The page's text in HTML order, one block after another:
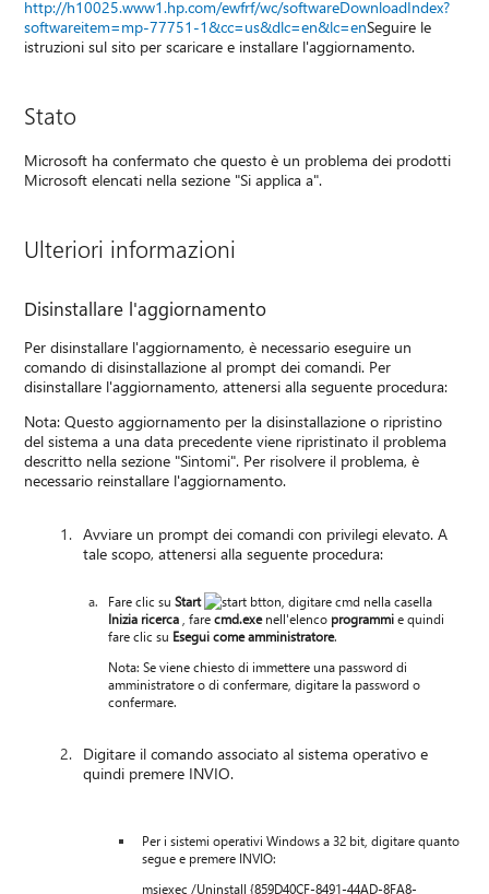
http://h10025.www1.hp.com/ewfrf/wc/softwareDownloadIndex?
softwareitem=mp-77751-1&cc=us&dlc=en&lc=enSeguire le
istruzioni sul sito per scaricare e installare l'aggiornamento.
Stato
Microsoft ha confermato che questo è un problema dei prodotti
Microsoft elencati nella sezione "Si applica a".
Ulteriori informazioni
Disinstallare l'aggiornamento
Per disinstallare l'aggiornamento, è necessario eseguire un
comando di disinstallazione al prompt dei comandi. Per
disinstallare l'aggiornamento, attenersi alla seguente procedura:
Nota: Questo aggiornamento per la disinstallazione o ripristino
del sistema a una data precedente viene ripristinato il problema
descritto nella sezione "Sintomi". Per risolvere il problema, è
necessario reinstallare l'aggiornamento.
Avviare un prompt dei comandi con privilegi elevato. A
tale scopo, attenersi alla seguente procedura:
Fare clic suStart
, digitare cmd nella casella
Inizia ricerca , farecmd.exenell'elenco programmie quindi
fare clic su Esegui come amministratore.
Nota: Se viene chiesto di immettere una password di
amministratore o di confermare, digitare la password o
confermare.
Digitare il comando associato al sistema operativo e
quindi premere INVIO.
Per i sistemi operativi Windows a 32 bit, digitare quanto
segue e premere INVIO:
msiexec /Uninstall {859D40CF-8491-44AD-8FA8-